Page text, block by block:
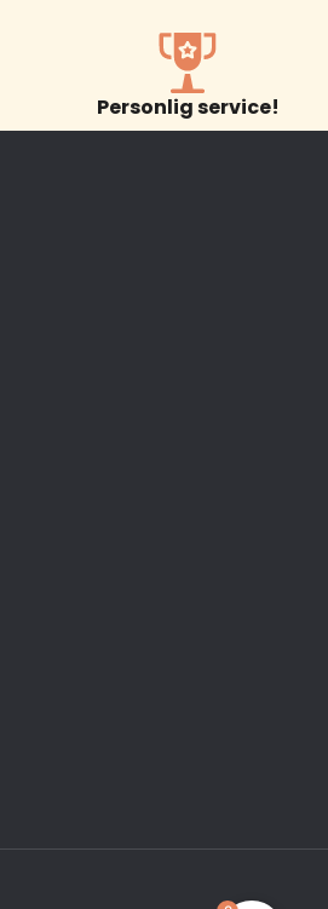
Personlig service!